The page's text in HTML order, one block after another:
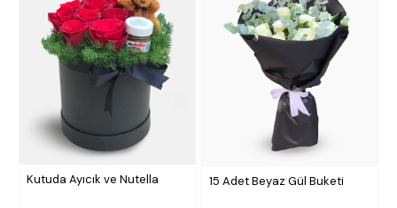
Kutuda Ayıcık ve Nutella 15 Adet Beyaz Gül Buketi